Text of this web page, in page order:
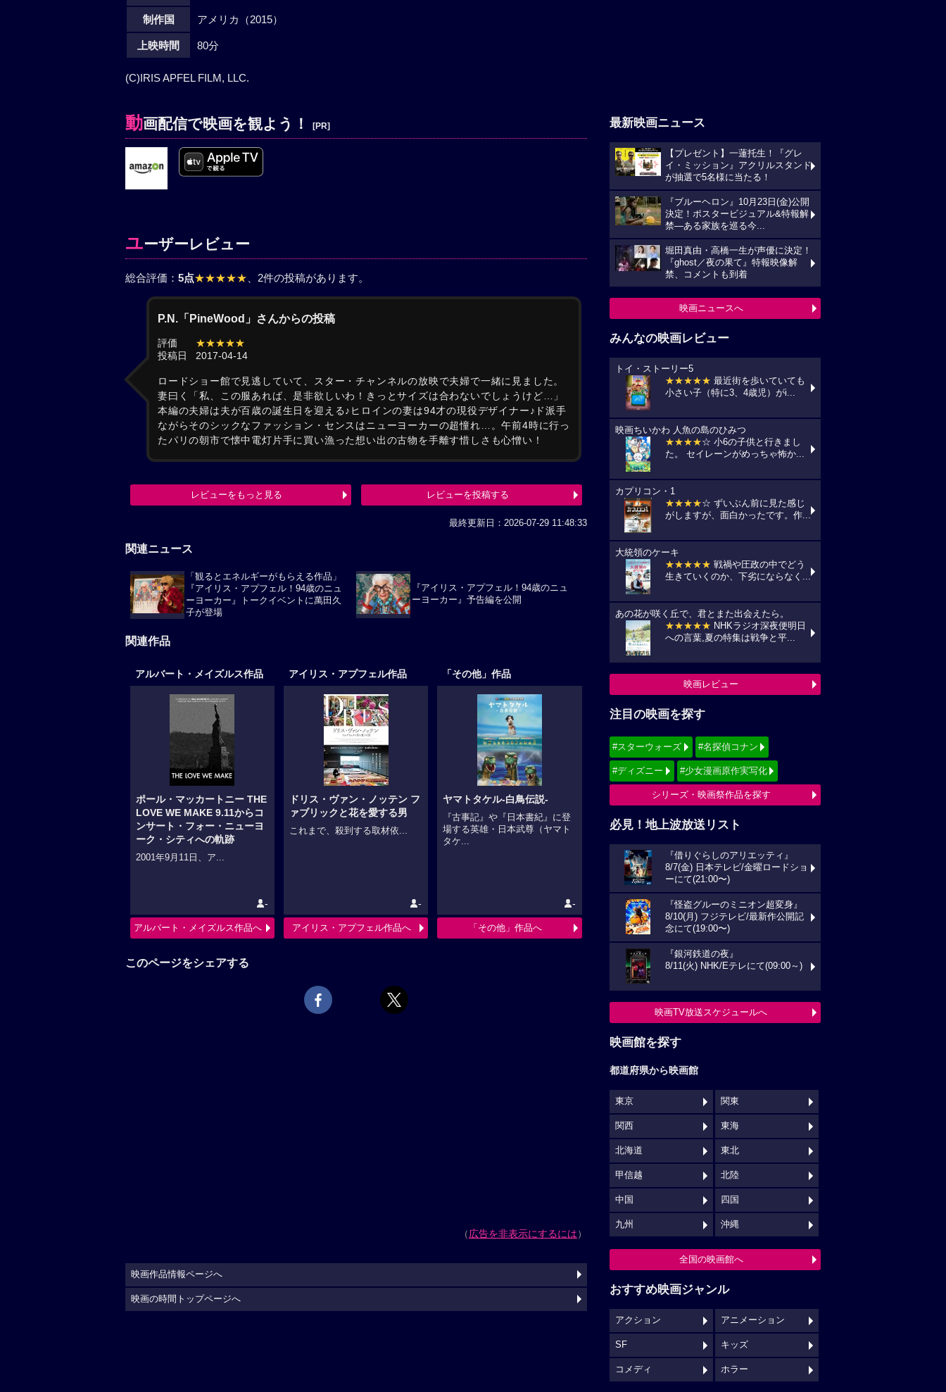
制作国 アメリカ（2015）
上映時間 80分
(C)IRIS APFEL FILM, LLC.
動画配信で映画を観よう！ [PR]
ユーザーレビュー
総合評価： 5点★★★★★ 、2件の投稿があります。
P.N.「PineWood」さんからの投稿
評価
★★★★★
投稿日
2017-04-14
ロードショー館で見逃していて、スター・チャンネルの放映で夫婦で一緒に見ました。
妻曰く「私、この服あれば、是非欲しいわ！きっとサイズは合わないでしょうけど…」
本編の夫婦は夫が百歳の誕生日を迎える♪ヒロインの妻は94才の現役デザイナー♪ド派手
ながらそのシックなファッション・センスはニューヨーカーの超憧れ…。午前4時に行っ
たパリの朝市で懐中電灯片手に買い漁った想い出の古物を手離す惜しさも心憎い！
レビューをもっと見る レビューを投稿する
最終更新日：2026-07-29 11:48:33
関連ニュース
「観るとエネルギーがもらえる作品」
『アイリス・アプフェル！94歳のニュ
ーヨーカー』トークイベントに萬田久
子が登場
『アイリス・アプフェル！94歳のニュ
ーヨーカー』予告編を公開
関連作品
アルバート・メイズルス作品
ポール・マッカートニー THE
LOVE WE MAKE 9.11からコ
ンサート・フォー・ニューヨ
ーク・シティへの軌跡
2001年9月11日、ア...
-
アルバート・メイズルス作品へ
アイリス・アプフェル作品
ドリス・ヴァン・ノッテン フ
ァブリックと花を愛する男
これまで、殺到する取材依...
-
アイリス・アプフェル作品へ
「その他」作品
ヤマトタケル-白鳥伝説-
『古事記』や『日本書紀』に登
場する英雄・日本武尊（ヤマト
タケ...
-
「その他」作品へ
このページをシェアする
（広告を非表示にするには）
最新映画ニュース
【プレゼント】一蓮托生！『グレ
イ・ミッション』アクリルスタンド
が抽選で5名様に当たる！
『ブルーヘロン』10月23日(金)公開
決定！ポスタービジュアル&特報解
禁―ある家族を巡る今...
堀田真由・高橋一生が声優に決定！
『ghost／夜の果て』特報映像解
禁、コメントも到着
映画ニュースへ
みんなの映画レビュー
トイ・ストーリー5
★★★★★ 最近街を歩いていても
小さい子（特に3、4歳児）がi...
映画ちいかわ 人魚の島のひみつ
★★★★☆ 小6の子供と行きまし
た。 セイレーンがめっちゃ怖か...
カプリコン・1
★★★★☆ ずいぶん前に見た感じ
がしますが、面白かったです。作...
大統領のケーキ
★★★★★ 戦禍や圧政の中でどう
生きていくのか、下劣にならなく...
あの花が咲く丘で、君とまた出会えたら。
★★★★★ NHKラジオ深夜便明日
への言葉,夏の特集は戦争と平...
映画レビュー
注目の映画を探す
#スターウォーズ #名探偵コナン
#ディズニー #少女漫画原作実写化
シリーズ・映画祭作品を探す
必見！地上波放送リスト
『借りぐらしのアリエッティ』
8/7(金) 日本テレビ/金曜ロードショ
ーにて(21:00〜)
『怪盗グルーのミニオン超変身』
8/10(月) フジテレビ/最新作公開記
念にて(19:00〜)
『銀河鉄道の夜』
8/11(火) NHK/Eテレにて(09:00～)
映画TV放送スケジュールへ
映画館を探す
都道府県から映画館
東京 関東
関西 東海
北海道 東北
甲信越 北陸
中国 四国
九州 沖縄
全国の映画館へ
おすすめ映画ジャンル
アクション アニメーション
SF キッズ
コメディ ホラー
映画作品情報ページへ
映画の時間トップページへ